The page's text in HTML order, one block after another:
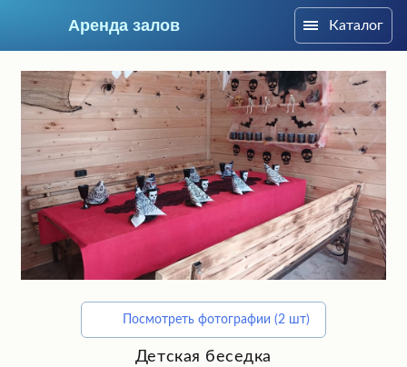
Аренда залов
Подберите мне зал
Каталог
Посмотреть фотографии (2 шт)
Детская беседка